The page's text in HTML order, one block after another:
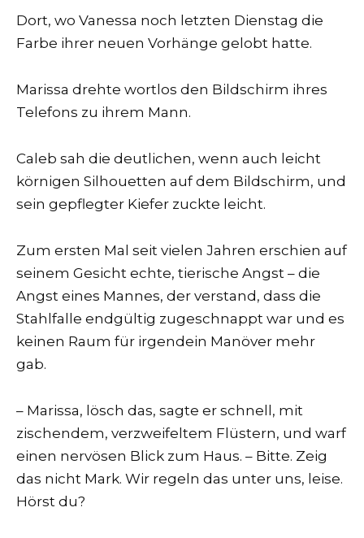
Dort, wo Vanessa noch letzten Dienstag die
Farbe ihrer neuen Vorhänge gelobt hatte.
Marissa drehte wortlos den Bildschirm ihres
Telefons zu ihrem Mann.
Caleb sah die deutlichen, wenn auch leicht
körnigen Silhouetten auf dem Bildschirm, und
sein gepflegter Kiefer zuckte leicht.
Zum ersten Mal seit vielen Jahren erschien auf
seinem Gesicht echte, tierische Angst – die
Angst eines Mannes, der verstand, dass die
Stahlfalle endgültig zugeschnappt war und es
keinen Raum für irgendein Manöver mehr
gab.
– Marissa, lösch das, sagte er schnell, mit
zischendem, verzweifeltem Flüstern, und warf
einen nervösen Blick zum Haus. – Bitte. Zeig
das nicht Mark. Wir regeln das unter uns, leise.
Hörst du?